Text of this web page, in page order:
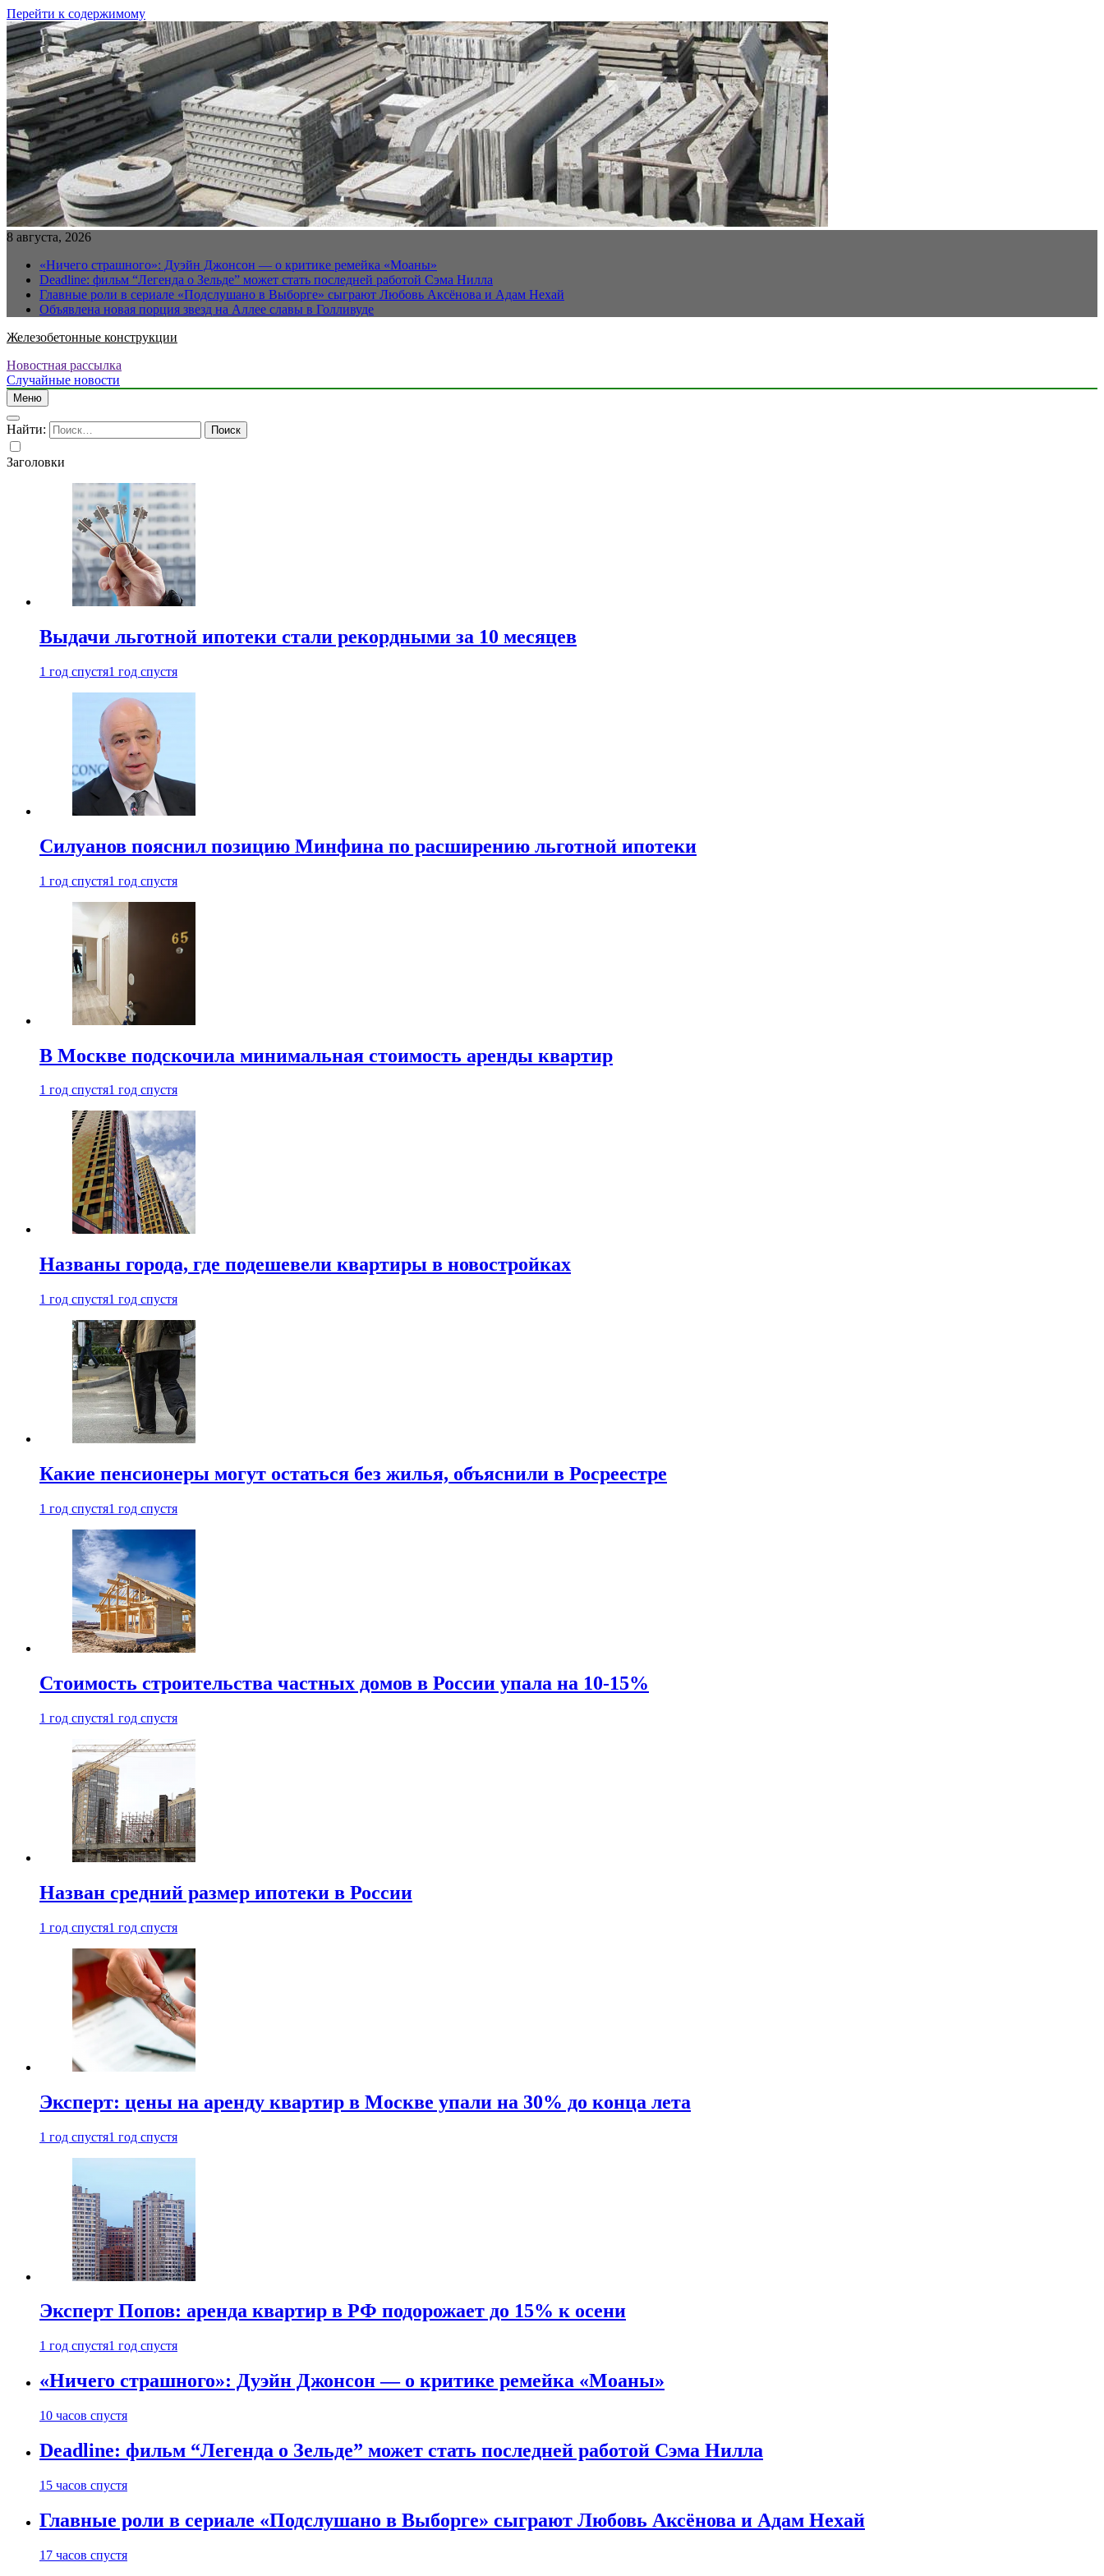
Перейти к содержимому
8 августа, 2026
«Ничего страшного»: Дуэйн Джонсон — о критике ремейка «Моаны»
Deadline: фильм “Легенда о Зельде” может стать последней работой Сэма Нилла
Главные роли в сериале «Подслушано в Выборге» сыграют Любовь Аксёнова и Адам Нехай
Объявлена новая порция звезд на Аллее славы в Голливуде
Железобетонные конструкции
Новостная рассылка
Случайные новости
Меню
Найти:
Заголовки
Выдачи льготной ипотеки стали рекордными за 10 месяцев
1 год спустя1 год спустя
Силуанов пояснил позицию Минфина по расширению льготной ипотеки
1 год спустя1 год спустя
В Москве подскочила минимальная стоимость аренды квартир
1 год спустя1 год спустя
Названы города, где подешевели квартиры в новостройках
1 год спустя1 год спустя
Какие пенсионеры могут остаться без жилья, объяснили в Росреестре
1 год спустя1 год спустя
Стоимость строительства частных домов в России упала на 10-15%
1 год спустя1 год спустя
Назван средний размер ипотеки в России
1 год спустя1 год спустя
Эксперт: цены на аренду квартир в Москве упали на 30% до конца лета
1 год спустя1 год спустя
Эксперт Попов: аренда квартир в РФ подорожает до 15% к осени
1 год спустя1 год спустя
«Ничего страшного»: Дуэйн Джонсон — о критике ремейка «Моаны»
10 часов спустя
Deadline: фильм “Легенда о Зельде” может стать последней работой Сэма Нилла
15 часов спустя
Главные роли в сериале «Подслушано в Выборге» сыграют Любовь Аксёнова и Адам Нехай
17 часов спустя